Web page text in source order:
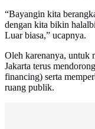
“Bayangin kita
dengan kita bikin
Luar biasa,” ucapnya.
Oleh karenanya, untuk
Jakarta terus
financing) serta
ruang publik.